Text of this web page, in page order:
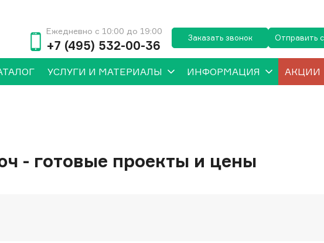
Ежедневно с 10:00 до 19:00
+7 (495) 532-00-36
Заказать звонок Отправить
УСЛУГИ И МАТЕРИАЛЫ ИНФОРМАЦИЯ АКЦИИ
- готовые проекты и цены